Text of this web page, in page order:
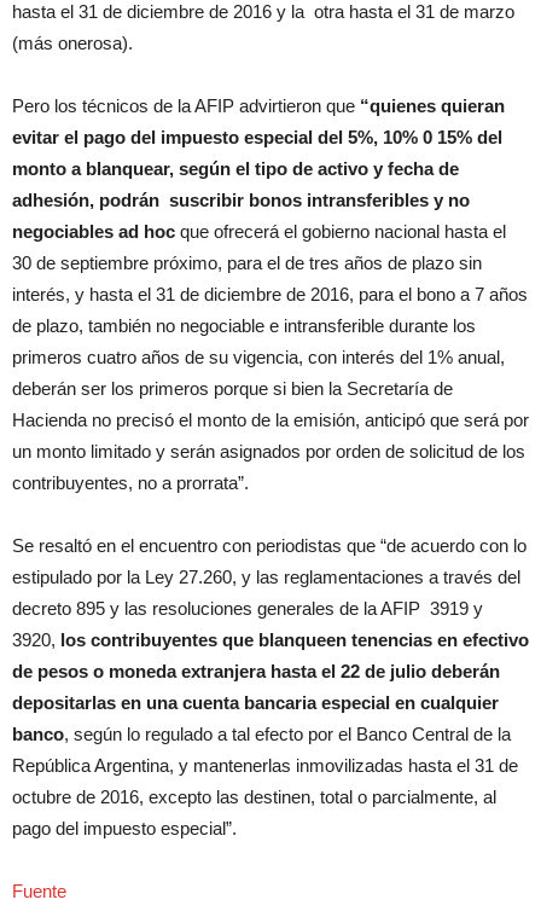
hasta el 31 de diciembre de 2016 y la otra hasta el 31 de marzo
(más onerosa).
Pero los técnicos de la AFIP advirtieron que “quienes quieran
evitar el pago del impuesto especial del 5%, 10% 0 15% del
monto a blanquear, según el tipo de activo y fecha de
adhesión, podrán suscribir bonos intransferibles y no
negociables ad hoc que ofrecerá el gobierno nacional hasta el
30 de septiembre próximo, para el de tres años de plazo sin
interés, y hasta el 31 de diciembre de 2016, para el bono a 7 años
de plazo, también no negociable e intransferible durante los
primeros cuatro años de su vigencia, con interés del 1% anual,
deberán ser los primeros porque si bien la Secretaría de
Hacienda no precisó el monto de la emisión, anticipó que será por
un monto limitado y serán asignados por orden de solicitud de los
contribuyentes, no a prorrata”.
Se resaltó en el encuentro con periodistas que “de acuerdo con lo
estipulado por la Ley 27.260, y las reglamentaciones a través del
decreto 895 y las resoluciones generales de la AFIP 3919 y
3920, los contribuyentes que blanqueen tenencias en efectivo
de pesos o moneda extranjera hasta el 22 de julio deberán
depositarlas en una cuenta bancaria especial en cualquier
banco, según lo regulado a tal efecto por el Banco Central de la
República Argentina, y mantenerlas inmovilizadas hasta el 31 de
octubre de 2016, excepto las destinen, total o parcialmente, al
pago del impuesto especial”.
Fuente